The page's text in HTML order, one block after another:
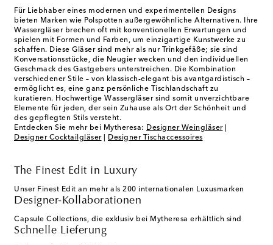
Für Liebhaber eines modernen und experimentellen Designs
bieten Marken wie Polspotten außergewöhnliche Alternativen. Ihre
Wassergläser brechen oft mit konventionellen Erwartungen und
spielen mit Formen und Farben, um einzigartige Kunstwerke zu
schaffen. Diese Gläser sind mehr als nur Trinkgefäße; sie sind
Konversationsstücke, die Neugier wecken und den individuellen
Geschmack des Gastgebers unterstreichen. Die Kombination
verschiedener Stile – von klassisch-elegant bis avantgardistisch –
ermöglicht es, eine ganz persönliche Tischlandschaft zu
kuratieren. Hochwertige Wassergläser sind somit unverzichtbare
Elemente für jeden, der sein Zuhause als Ort der Schönheit und
des gepflegten Stils versteht.
Entdecken Sie mehr bei Mytheresa: Designer Weingläser|
Designer Cocktailgläser| Designer Tischaccessoires
The Finest Edit in Luxury
Unser Finest Edit an mehr als 200 internationalen Luxusmarken
Designer-Kollaborationen
Capsule Collections, die exklusiv bei Mytheresa erhältlich sind
Schnelle Lieferung